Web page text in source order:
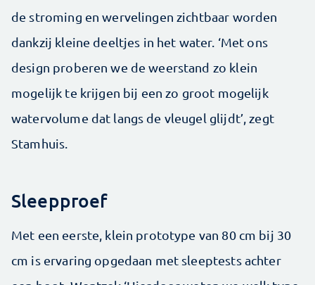
de stroming en wervelingen zichtbaar worden
dankzij kleine deeltjes in het water. ‘Met ons
design proberen we de weerstand zo klein
mogelijk te krijgen bij een zo groot mogelijk
watervolume dat langs de vleugel glijdt’, zegt
Stamhuis.
Sleepproef
Met een eerste, klein prototype van 80 cm bij 30
cm is ervaring opgedaan met sleeptests achter